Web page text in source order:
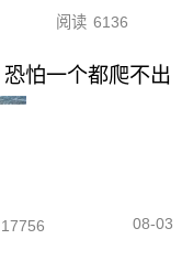
阅读 6136
怕一个都爬不出
17756 08-03